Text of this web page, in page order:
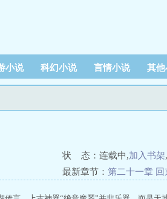
小说 科幻小说 言情小说 其他
状 态：连载中,加入书架,
最新章节： 第二十一章 回